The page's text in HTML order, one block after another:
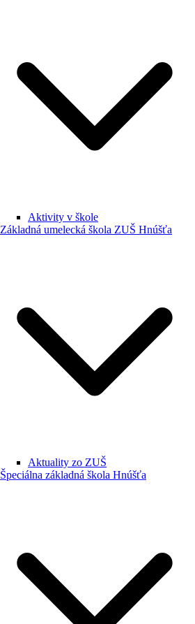
Aktivity v škole
Základná umelecká škola ZUŠ Hnúšťa
Aktuality zo ZUŠ
Špeciálna základná škola Hnúšťa